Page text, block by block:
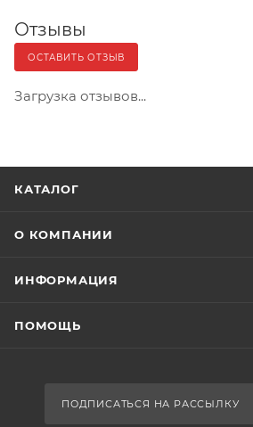
Отзывы
ОСТАВИТЬ ОТЗЫВ
Загрузка отзывов...
КАТАЛОГ
О КОМПАНИИ
ИНФОРМАЦИЯ
ПОМОЩЬ
ПОДПИСАТЬСЯ НА РАССЫЛКУ